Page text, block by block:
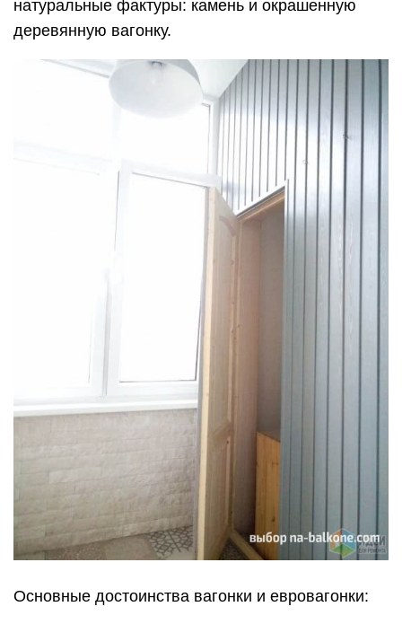
натуральные фактуры: камень и окрашенную
деревянную вагонку.
Основные достоинства вагонки и евровагонки: